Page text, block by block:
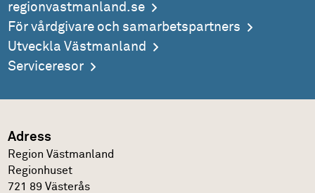
regionvastmanland.se
För vårdgivare och samarbetspartners
Utveckla Västmanland
Serviceresor
Adress
Region Västmanland
Regionhuset
721 89 Västerås